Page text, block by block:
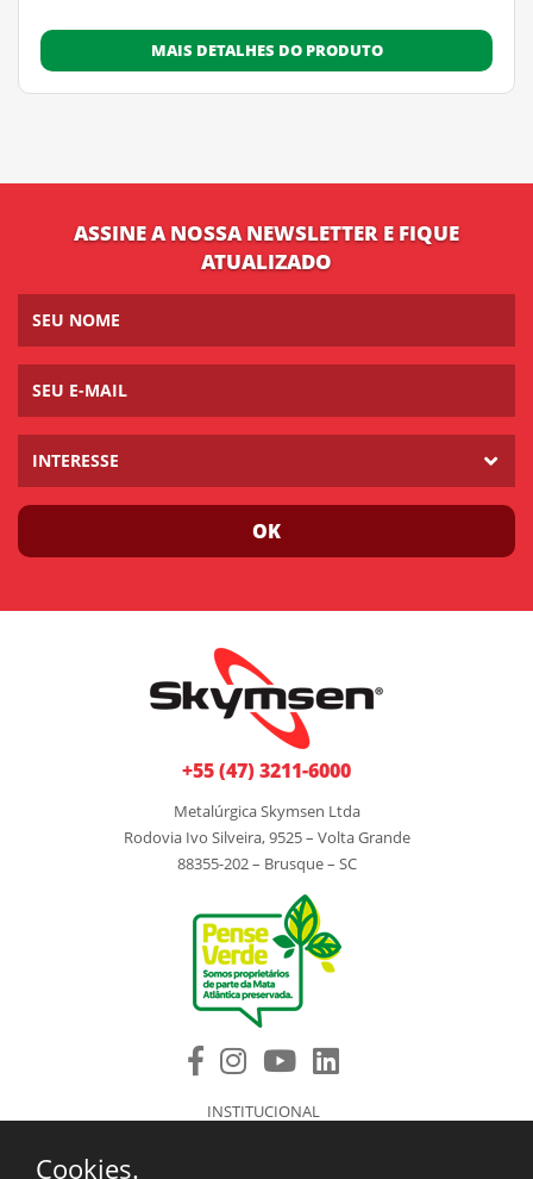
MAIS DETALHES DO PRODUTO
ASSINE A NOSSA NEWSLETTER E FIQUE
ATUALIZADO
INTERESSE
OK
+55 (47) 3211-6000
Metalúrgica Skymsen Ltda
Rodovia Ivo Silveira, 9525 – Volta Grande
88355-202 – Brusque – SC
INSTITUCIONAL
Cookies.